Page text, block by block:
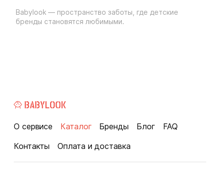
Babylook — пространство заботы, где детские
бренды становятся любимыми.
О сервисе Каталог Бренды Блог
FAQ
Контакты
Оплата и доставка